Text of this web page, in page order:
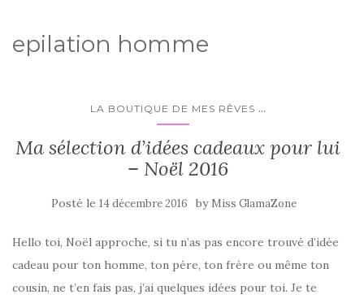
epilation homme
LA BOUTIQUE DE MES RÊVES ...
Ma sélection d’idées cadeaux pour lui
– Noël 2016
Posté le 14 décembre 2016 by Miss GlamaZone
Hello toi, Noël approche, si tu n’as pas encore trouvé d’idée
cadeau pour ton homme, ton père, ton frère ou même ton
cousin, ne t’en fais pas, j’ai quelques idées pour toi. Je te